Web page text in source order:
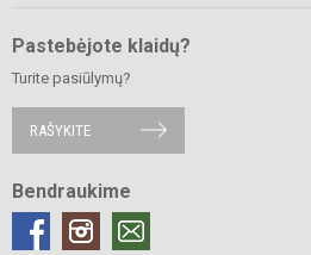
Pastebėjote klaidų?
Turite pasiūlymų?
RAŠYKITE
Bendraukime